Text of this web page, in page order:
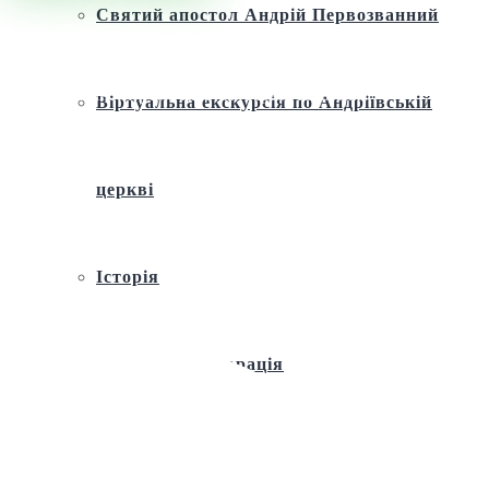
Святий апостол Андрій Первозванний
Віртуальна екскурсія по Андріївській
церкві
Історія
Ремонт і реставрація
Військовим інститутом КНУ ім. Тараса Шевченка